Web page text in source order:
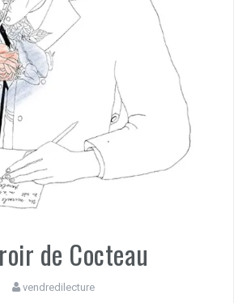
de Cocteau
vendredilecture